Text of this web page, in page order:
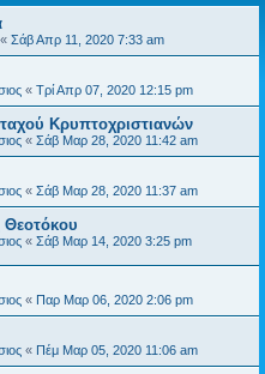
« Σάβ Απρ 11, 2020 7:33 am
« Τρί Απρ 07, 2020 12:15 pm
Κρυπτοχριστιανών
« Σάβ Μαρ 28, 2020 11:42 am
« Σάβ Μαρ 28, 2020 11:37 am
Θεοτόκου
« Σάβ Μαρ 14, 2020 3:25 pm
« Παρ Μαρ 06, 2020 2:06 pm
« Πέμ Μαρ 05, 2020 11:06 am